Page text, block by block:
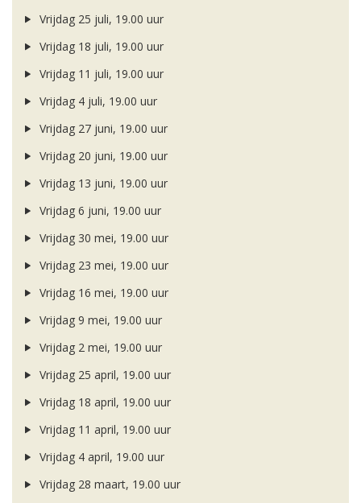
Vrijdag 25 juli, 19.00 uur
Vrijdag 18 juli, 19.00 uur
Vrijdag 11 juli, 19.00 uur
Vrijdag 4 juli, 19.00 uur
Vrijdag 27 juni, 19.00 uur
Vrijdag 20 juni, 19.00 uur
Vrijdag 13 juni, 19.00 uur
Vrijdag 6 juni, 19.00 uur
Vrijdag 30 mei, 19.00 uur
Vrijdag 23 mei, 19.00 uur
Vrijdag 16 mei, 19.00 uur
Vrijdag 9 mei, 19.00 uur
Vrijdag 2 mei, 19.00 uur
Vrijdag 25 april, 19.00 uur
Vrijdag 18 april, 19.00 uur
Vrijdag 11 april, 19.00 uur
Vrijdag 4 april, 19.00 uur
Vrijdag 28 maart, 19.00 uur